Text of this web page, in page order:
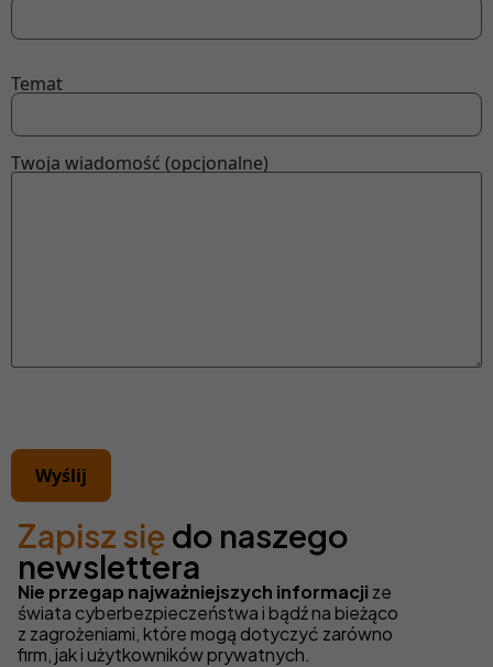
Temat
Twoja wiadomość (opcjonalne)
Zapisz siędo naszego
newslettera
Nie przegap najważniejszych informacji ze
świata cyberbezpieczeństwa i bądź na bieżąco
z zagrożeniami, które mogą dotyczyć zarówno
firm, jak i użytkowników prywatnych.